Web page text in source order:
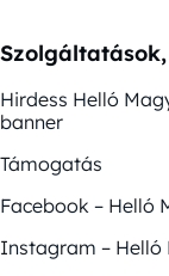
Hirdess Helló
banner
Támogatás
Facebook – Helló
Instagram – Helló